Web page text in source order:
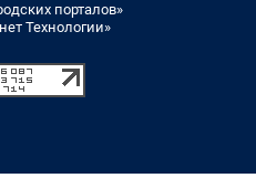
порталов»
Технологии»